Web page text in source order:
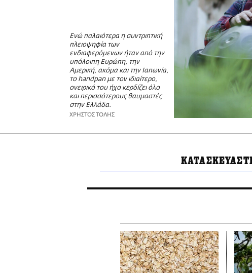
Ενώ παλαιότερα η συντριπτική
πλειοψηφία των
ενδιαφερόμενων ήταν από την
υπόλοιπη Ευρώπη, την
Αμερική, ακόμα και την Ιαπωνία,
το handpan με τον ιδιαίτερο,
ονειρικό του ήχο κερδίζει όλο
και περισσότερους θαυμαστές
στην Ελλάδα.
ΧΡΗΣΤΟΣ ΤΟΛΗΣ